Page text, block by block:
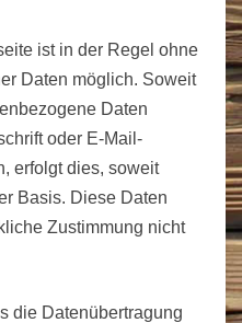
ist in der Regel ohne
Daten möglich. Soweit
Daten
oder E-Mail-
erfolgt dies, soweit
Basis. Diese Daten
Zustimmung nicht
die Datenübertragung